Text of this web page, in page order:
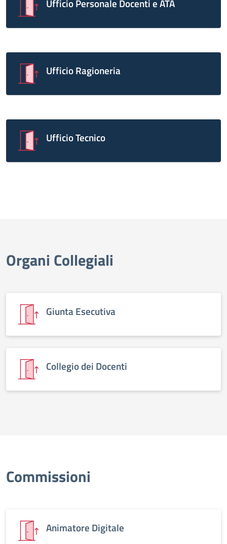
Ufficio Personale Docenti e ATA
Ufficio Ragioneria
Ufficio Tecnico
Organi Collegiali
Giunta Esecutiva
Collegio dei Docenti
Commissioni
Animatore Digitale